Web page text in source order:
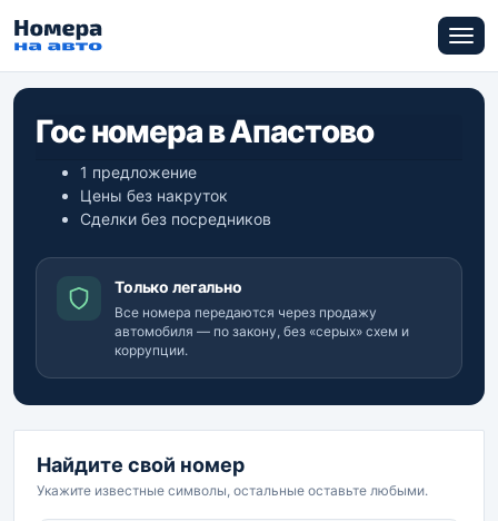
Гос номера в Апастово
1 предложение
Цены без накруток
Сделки без посредников
Только легально
Все номера передаются через продажу
автомобиля — по закону, без «серых» схем и
коррупции.
Найдите свой номер
Укажите известные символы, остальные оставьте любыми.